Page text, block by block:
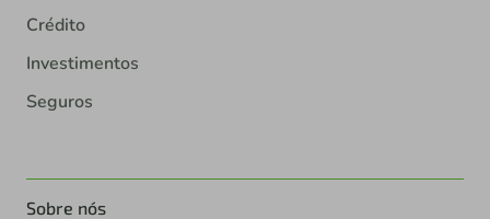
Crédito
Investimentos
Seguros
Sobre nós